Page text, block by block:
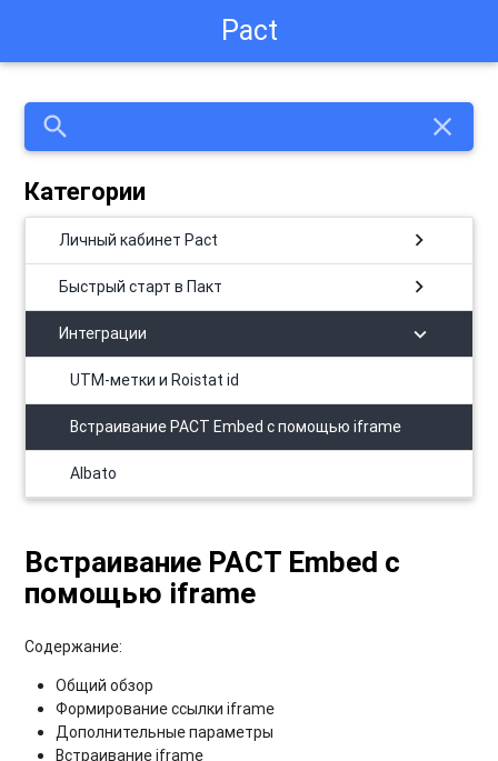
Pact
search close
Категории
Личный кабинет Pact chevron_right
Быстрый старт в Пакт chevron_right
Интеграции chevron_right
UTM-метки и Roistat id
Встраивание PACT Embed с помощью iframe
Albato
Встраивание PACT Embed с
помощью iframe
Содержание:
Общий обзор
Формирование ссылки iframe
Дополнительные параметры
Встраивание iframe